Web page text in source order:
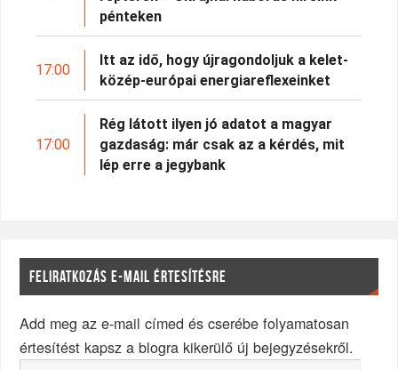
pénteken
17:00
Itt az idő, hogy újragondoljuk a kelet-
közép-európai energiareflexeinket
17:00
Rég látott ilyen jó adatot a magyar
gazdaság: már csak az a kérdés, mit
lép erre a jegybank
FELIRATKOZÁS E-MAIL ÉRTESÍTÉSRE
Add meg az e-mail címed és cserébe folyamatosan
értesítést kapsz a blogra kikerülő új bejegyzésekről.